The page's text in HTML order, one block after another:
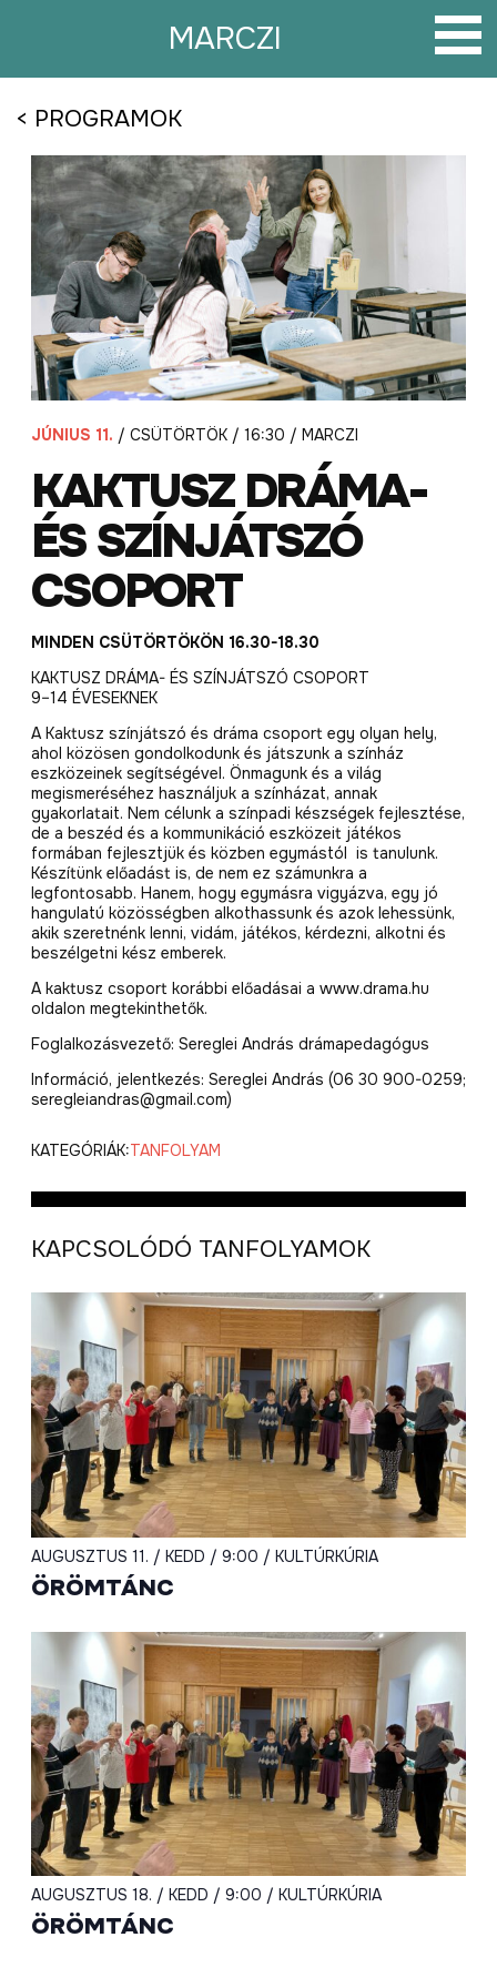
MARCZI
< PROGRAMOK
JÚNIUS 11. / CSÜTÖRTÖK / 16:30 / MARCZI
KAKTUSZ DRÁMA-
ÉS SZÍNJÁTSZÓ
CSOPORT
MINDEN CSÜTÖRTÖKÖN 16.30-18.30
KAKTUSZ DRÁMA- ÉS SZÍNJÁTSZÓ CSOPORT
9–14 ÉVESEKNEK
A Kaktusz színjátszó és dráma csoport egy olyan hely,
ahol közösen gondolkodunk és játszunk a színház
eszközeinek segítségével. Önmagunk és a világ
megismeréséhez használjuk a színházat, annak
gyakorlatait. Nem célunk a színpadi készségek fejlesztése,
de a beszéd és a kommunikáció eszközeit játékos
formában fejlesztjük és közben egymástól is tanulunk.
Készítünk előadást is, de nem ez számunkra a
legfontosabb. Hanem, hogy egymásra vigyázva, egy jó
hangulatú közösségben alkothassunk és azok lehessünk,
akik szeretnénk lenni, vidám, játékos, kérdezni, alkotni és
beszélgetni kész emberek.
A kaktusz csoport korábbi előadásai a www.drama.hu
oldalon megtekinthetők.
Foglalkozásvezető: Sereglei András drámapedagógus
Információ, jelentkezés: Sereglei András (06 30 900-0259;
seregleiandras@gmail.com)
KATEGÓRIÁK:TANFOLYAM
KAPCSOLÓDÓ TANFOLYAMOK
AUGUSZTUS 11. / KEDD / 9:00 / KULTÚRKÚRIA
ÖRÖMTÁNC
AUGUSZTUS 18. / KEDD / 9:00 / KULTÚRKÚRIA
ÖRÖMTÁNC